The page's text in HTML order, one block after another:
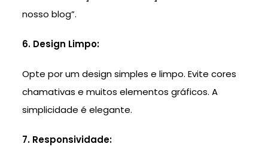
nosso blog”.
6. Design Limpo:
Opte por um design simples e limpo. Evite cores
chamativas e muitos elementos gráficos. A
simplicidade é elegante.
7. Responsividade: